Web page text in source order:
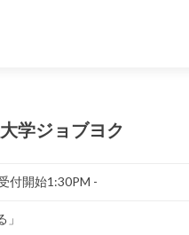
学ジョブヨク
付開始1:30PM -